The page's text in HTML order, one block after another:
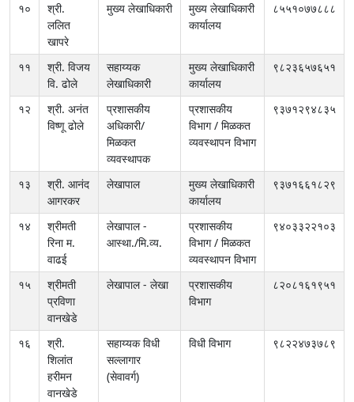
१०
श्री.
ललित
खापरे
मुख्य लेखाधिकारी
मुख्य लेखाधिकारी
कार्यालय
८५५१०७७८८८
११
श्री. विजय
वि. ढोले
सहाय्यक
लेखाधिकारी
मुख्य लेखाधिकारी
कार्यालय
९८२३६५७६५१
१२
श्री. अनंत
विष्णू ढोले
प्रशासकीय
अधिकारी/
मिळकत
व्यवस्थापक
प्रशासकीय
विभाग / मिळकत
व्यवस्थापन विभाग
९३७१२९४८३५
१३
श्री. आनंद
आगरकर
लेखापाल
मुख्य लेखाधिकारी
कार्यालय
९३७१६६१८२९
१४
श्रीमती
रिना म.
वाढई
लेखापाल -
आस्था./मि.व्य.
प्रशासकीय
विभाग / मिळकत
व्यवस्थापन विभाग
९४०३३२२१०३
१५
श्रीमती
प्रविणा
वानखेडे
लेखापाल - लेखा
प्रशासकीय
विभाग
८२०८१६१९५१
१६
श्री.
शिलांत
हरीमन
वानखेडे
सहाय्यक विधी
सल्लागार
(सेवावर्ग)
विधी विभाग ९८२२४७३७८९